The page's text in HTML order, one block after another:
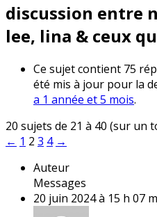
discussion entre
lee, lina & ceux
Ce sujet contient 75
été mis à jour pour la
a 1 année et 5 mois.
20 sujets de 21 à 40 (sur un
← 1 2 3 4 →
Auteur
Messages
20 juin 2024 à 15 h 07